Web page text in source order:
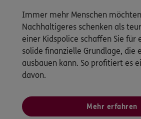
Immer mehr Menschen
Nachhaltigeres schenken als
einer Kidspolice schaffen Sie für
solide finanzielle Grundlage, die
ausbauen kann. So profitiert es
davon.
Mehr erfahren